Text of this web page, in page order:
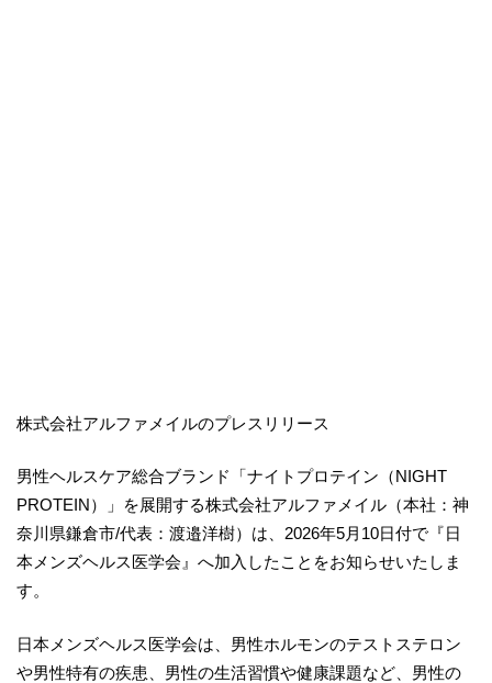
株式会社アルファメイルのプレスリリース
男性ヘルスケア総合ブランド「ナイトプロテイン（NIGHT
PROTEIN）」を展開する株式会社アルファメイル（本社：神
奈川県鎌倉市/代表：渡邉洋樹）は、2026年5月10日付で『日
本メンズヘルス医学会』へ加入したことをお知らせいたしま
す。
日本メンズヘルス医学会は、男性ホルモンのテストステロン
や男性特有の疾患、男性の生活習慣や健康課題など、男性の